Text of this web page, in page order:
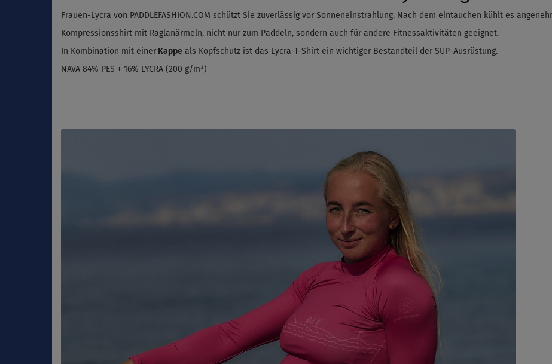
Frauen-Lycra von PADDLEFASHION.COM schützt Sie zuverlässig vor Sonneneinstrahlung. Nach dem eintauchen kühlt es
Kompressionsshirt mit Raglanärmeln, nicht nur zum Paddeln, sondern auch für andere Fitnessaktivitäten geeignet.
In Kombination mit einer Kappe als Kopfschutz ist das Lycra-T-Shirt ein wichtiger Bestandteil der SUP-Ausrüstung.
NAVA 84% PES + 16% LYCRA (200 g/m²)